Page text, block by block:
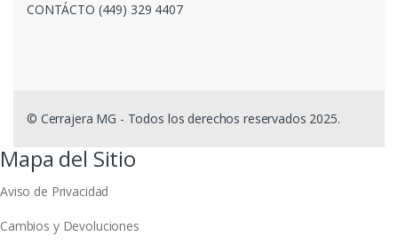
CONTÁCTO (449) 329 4407
© Cerrajera MG - Todos los derechos reservados 2025.
Mapa del Sitio
Aviso de Privacidad
Cambios y Devoluciones